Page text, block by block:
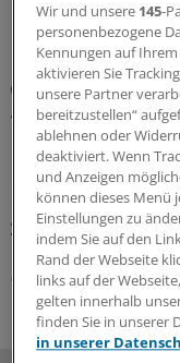
14.07.2026
Wirtschaftlichkeit
Auch in
DiGA-
Bis heute sind die
digitaler
geworden. Nun
01.07.2026
Wir und unsere 145-
personenbezogene
Kennungen auf
aktivieren Sie
unsere Partner
bereitzustellen“
ablehnen oder
deaktiviert. Wenn
und Anzeigen
können dieses Menü
Einstellungen zu
indem Sie auf den
Rand der Webseite
links auf der
gelten innerhalb
finden Sie in unserer
in unserer